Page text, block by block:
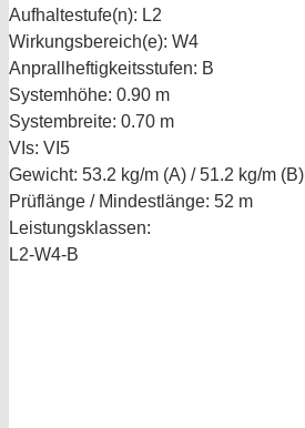
Aufhaltestufe(n): L2
Wirkungsbereich(e): W4
Anprallheftigkeitsstufen: B
Systemhöhe: 0.90 m
Systembreite: 0.70 m
VIs: VI5
Gewicht: 53.2 kg/m (A) / 51.2 kg/m (B)
Prüflänge / Mindestlänge: 52 m
Leistungsklassen:
L2-W4-B